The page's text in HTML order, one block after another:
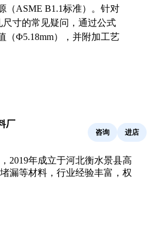
（ASME B1.1标准）。针对
尺寸的常见疑问，通过公式
（Φ5.18mm），并附加工艺
厂
咨询 进店
2019年成立于河北衡水景县高
漏等材料，行业经验丰富，权